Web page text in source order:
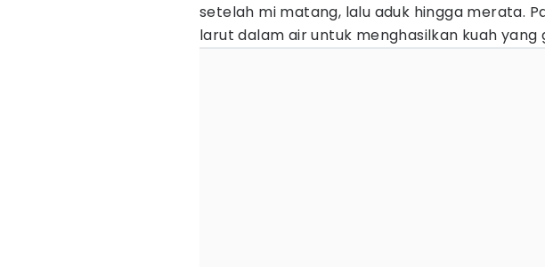
setelah mi matang, lalu aduk hingga merata.
larut dalam air untuk menghasilkan kuah yang